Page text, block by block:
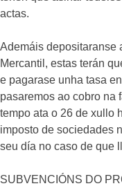
actas.
Ademáis depositaranse
Mercantil, estas terán
e pagarase unha tasa
pasaremos ao cobro na
tempo ata o 26 de xullo
imposto de sociedades
seu día no caso de que
SUBVENCIÓNS DO